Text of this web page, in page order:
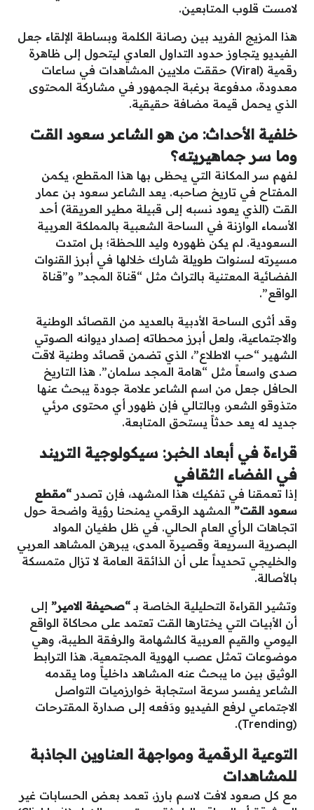
لامست قلوب المتابعين.
هذا المزيج الفريد بين رصانة الكلمة وبساطة الإلقاء جعل
الفيديو يتجاوز حدود التداول العادي ليتحول إلى ظاهرة
رقمية (Viral) حققت ملايين المشاهدات في ساعات
معدودة، مدفوعة برغبة الجمهور في مشاركة المحتوى
الذي يحمل قيمة مضافة حقيقية.
خلفية الأحداث: من هو الشاعر سعود القت
وما سر جماهيريته؟
لفهم سر المكانة التي يحظى بها هذا المقطع، يكمن
المفتاح في تاريخ صاحبه. يعد الشاعر سعود بن عمار
القت (الذي يعود نسبه إلى قبيلة مطير العريقة) أحد
الأسماء الوازنة في الساحة الشعبية بالمملكة العربية
السعودية. لم يكن ظهوره وليد اللحظة؛ بل امتدت
مسيرته لسنوات طويلة شارك خلالها في أبرز القنوات
الفضائية المعتنية بالتراث مثل “قناة المجد” و”قناة
الواقع”.
وقد أثرى الساحة الأدبية بالعديد من القصائد الوطنية
والاجتماعية، ولعل أبرز محطاته إصدار ديوانه الصوتي
الشهير “حب الاطلاع”، الذي تضمن قصائد وطنية لاقت
صدى واسعاً مثل “هامة المجد سلمان”. هذا التاريخ
الحافل جعل من اسم الشاعر علامة جودة يبحث عنها
متذوقو الشعر، وبالتالي فإن ظهور أي محتوى مرئي
جديد له يعد حدثاً يستحق المتابعة.
قراءة في أبعاد الخبر: سيكولوجية التريند
في الفضاء الثقافي
إذا تعمقنا في تفكيك هذا المشهد، فإن تصدر “مقطع
سعود القت” المشهد الرقمي يمنحنا رؤية واضحة حول
اتجاهات الرأي العام الحالي. في ظل طغيان المواد
البصرية السريعة وقصيرة المدى، يبرهن المشاهد العربي
والخليجي تحديداً على أن الذائقة العامة لا تزال متمسكة
بالأصالة.
وتشير القراءة التحليلية الخاصة بـ “صحيفة الامير” إلى
أن الأبيات التي يختارها القت تعتمد على محاكاة الواقع
اليومي والقيم العربية كالشهامة والرفقة الطيبة، وهي
موضوعات تمثل عصب الهوية المجتمعية. هذا الترابط
الوثيق بين ما يبحث عنه المشاهد داخلياً وما يقدمه
الشاعر يفسر سرعة استجابة خوارزميات التواصل
الاجتماعي لرفع الفيديو ودَفعه إلى صدارة المقترحات
(Trending).
التوعية الرقمية ومواجهة العناوين الجاذبة
للمشاهدات
مع كل صعود لافت لاسم بارز، تعمد بعض الحسابات غير